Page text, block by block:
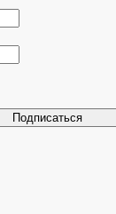
Подписаться